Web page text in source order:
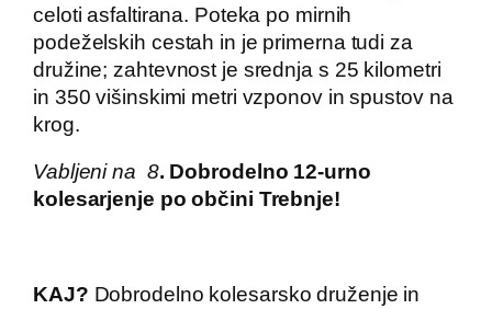
celoti asfaltirana. Poteka po mirnih
podeželskih cestah in je primerna tudi za
družine; zahtevnost je srednja s 25 kilometri
in 350 višinskimi metri vzponov in spustov na
krog.
Vabljeni na 8. Dobrodelno 12-urno
kolesarjenje po občini Trebnje!
KAJ? Dobrodelno kolesarsko druženje in